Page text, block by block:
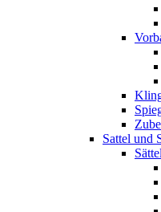
Sattel und
Sättel